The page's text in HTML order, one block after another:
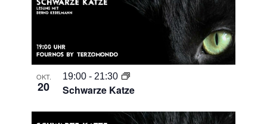
OKT.
20 Schwarze Katze
19:00- 21:30